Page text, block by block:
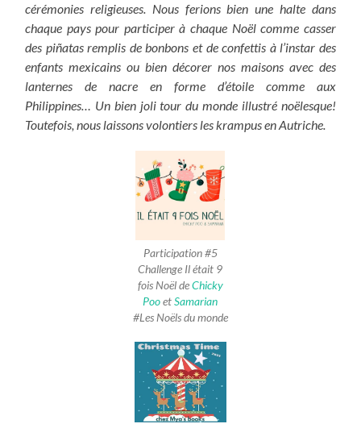
cérémonies religieuses. Nous ferions bien une halte dans
chaque pays pour participer à chaque Noël comme casser
des piñatas remplis de bonbons et de confettis à l’instar des
enfants mexicains ou bien décorer nos maisons avec des
lanternes de nacre en forme d’étoile comme aux
Philippines… Un bien joli tour du monde illustré noëlesque!
Toutefois, nous laissons volontiers les krampus en Autriche.
Participation #5
Challenge Il était 9
fois Noël deChicky
PooetSamarian
#Les Noëls du monde